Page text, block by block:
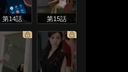
第14話 第15話